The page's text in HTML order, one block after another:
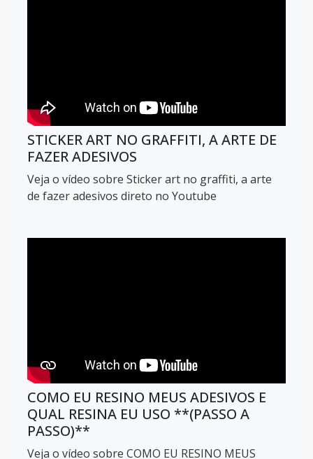
STICKER ART NO GRAFFITI, A ARTE DE
FAZER ADESIVOS
Veja o vídeo sobre Sticker art no graffiti, a arte
de fazer adesivos direto no Youtube
COMO EU RESINO MEUS ADESIVOS E
QUAL RESINA EU USO **(PASSO A
PASSO)**
Veja o vídeo sobre COMO EU RESINO MEUS